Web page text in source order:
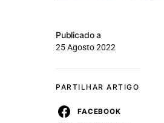
Publicado a
25 Agosto 2022
PARTILHAR ARTIGO
FACEBOOK